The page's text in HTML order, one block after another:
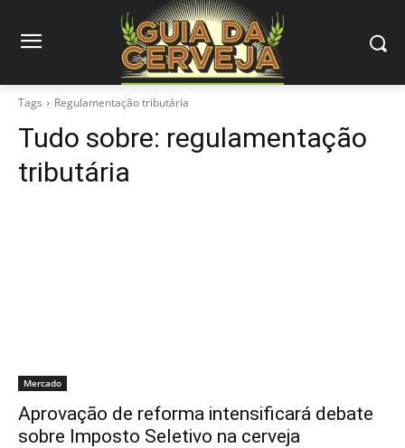
Tags Regulamentação tributária
Tudo sobre: regulamentação
tributária
Mercado
Aprovação de reforma intensificará debate
sobre Imposto Seletivo na cerveja